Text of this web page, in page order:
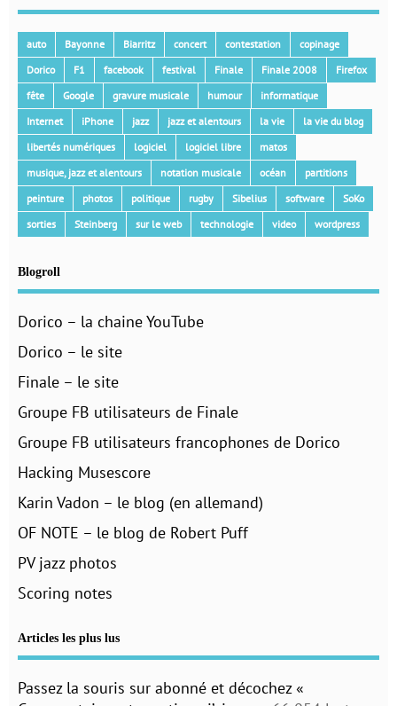
auto Bayonne Biarritz concert contestation
copinage
Dorico
F1 facebook festival Finale Finale 2008
Firefox
fête
Google gravure musicale humour
informatique
Internet
iPhone jazz jazz et alentours la vie
la vie du blog
libertés numériques
logiciel logiciel libre
matos
musique, jazz et alentours
notation musicale océan
partitions
peinture
photos politique rugby Sibelius software
SoKo
sorties
Steinberg sur le web technologie video wordpress
Blogroll
Dorico – la chaine YouTube
Dorico – le site
Finale – le site
Groupe FB utilisateurs de Finale
Groupe FB utilisateurs francophones de Dorico
Hacking Musescore
Karin Vadon – le blog (en allemand)
OF NOTE – le blog de Robert Puff
PV jazz photos
Scoring notes
Articles les plus lus
Passez la souris sur abonné et décochez «